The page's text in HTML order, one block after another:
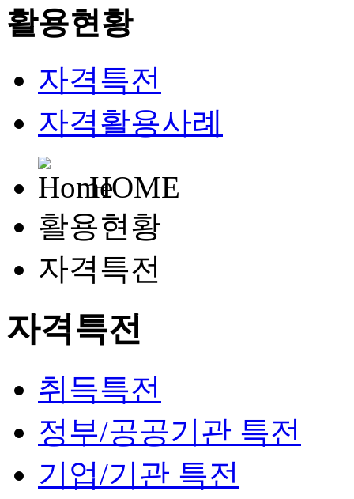
활용현황
자격특전
자격활용사례
HOME
활용현황
자격특전
자격특전
취득특전
정부/공공기관 특전
기업/기관 특전